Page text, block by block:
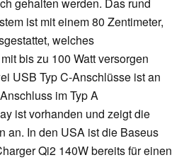
ist mit einem 80 Zentimeter,
welches
bis zu 100 Watt versorgen
USB Typ C-Anschlüsse ist an
im Typ A
ist vorhanden und zeigt die
an. In den USA ist die Baseus
Qi2 140W bereits für einen